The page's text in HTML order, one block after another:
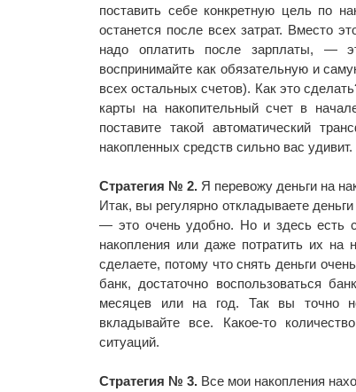
поставить себе конкретную цель по
останется после всех затрат. Вместо
надо оплатить после зарплаты, —
воспринимайте как обязательную и
всех остальных счетов). Как это
карты на накопительный счет в
поставите такой автоматический
накопленных средств сильно вас удивит.
Стратегия № 2. Я перевожу деньги на
Итак, вы регулярно откладываете
— это очень удобно. Но и здесь есть
накопления или даже потратить их
сделаете, потому что снять деньги
банк, достаточно воспользоваться
месяцев или на год. Так вы точно
вкладывайте все. Какое-то
ситуаций.
Стратегия № 3. Все мои накопления